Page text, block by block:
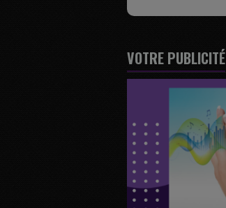
VOTRE PUBLICITÉ